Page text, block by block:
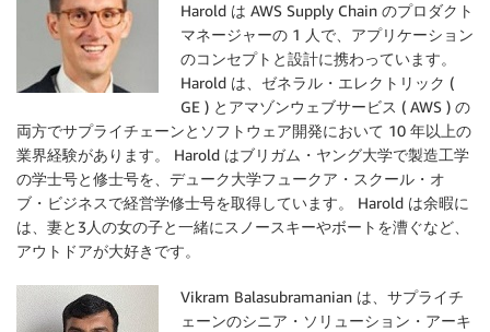
Harold は AWS Supply Chain のプロダクト
マネージャーの 1 人で、アプリケーション
のコンセプトと設計に携わっています。
Harold は、ゼネラル・エレクトリック (
GE ) とアマゾンウェブサービス ( AWS ) の
両方でサプライチェーンとソフトウェア開発において 10 年以上の
業界経験があります。 Harold はブリガム・ヤング大学で製造工学
の学士号と修士号を、デューク大学フュークア・スクール・オ
ブ・ビジネスで経営学修士号を取得しています。 Harold は余暇に
は、妻と3人の女の子と一緒にスノースキーやボートを漕ぐなど、
アウトドアが大好きです。
Vikram Balasubramanian は、サプライチ
ェーンのシニア・ソリューション・アーキ